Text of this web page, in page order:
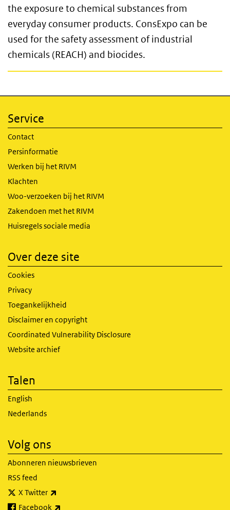
the exposure to chemical substances from
everyday consumer products. ConsExpo can be
used for the safety assessment of industrial
chemicals (REACH) and biocides.
Service
Contact
Persinformatie
Werken bij het RIVM
Klachten
Woo-verzoeken bij het RIVM
Zakendoen met het RIVM
Huisregels sociale media
Over deze site
Cookies
Privacy
Toegankelijkheid
Disclaimer en copyright
Coordinated Vulnerability Disclosure
Website archief
Talen
English
Nederlands
Volg ons
Abonneren nieuwsbrieven
RSS feed
X Twitter
Facebook